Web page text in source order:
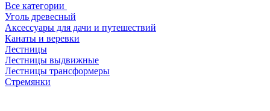
Все категории
Уголь древесный
Аксессуары для дачи и путешествий
Канаты и веревки
Лестницы
Лестницы выдвижные
Лестницы трансформеры
Стремянки